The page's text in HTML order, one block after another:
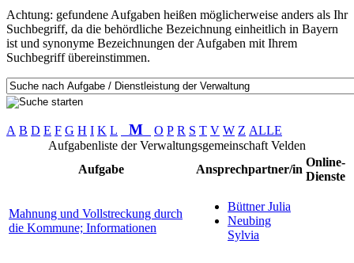
Achtung: gefundene Aufgaben heißen möglicherweise anders als Ihr
Suchbegriff, da die behördliche Bezeichnung einheitlich in Bayern
ist und synonyme Bezeichnungen der Aufgaben mit Ihrem
Suchbegriff übereinstimmen.
A B D E F G H I K L M O P R S T V W Z ALLE
Aufgabenliste der Verwaltungsgemeinschaft Velden
Aufgabe
Ansprechpartner/in
Online-
Dienste
Mahnung und Vollstreckung durch
die Kommune; Informationen
Büttner Julia
Neubing
Sylvia